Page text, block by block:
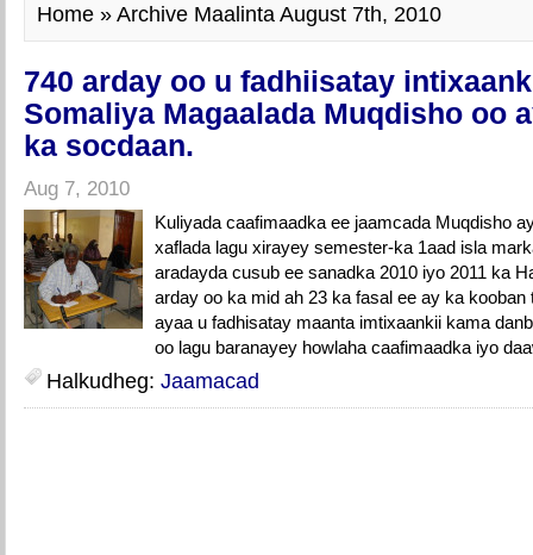
Home » Archive Maalinta August 7th, 2010
740 arday oo u fadhiisatay
Somaliya Magaalada Muqdisho oo
ka socdaan.
Aug 7, 2010
Kuliyada caafimaadka ee jaamcada Muqdisho
xaflada lagu xirayey semester-ka 1aad isla
aradayda cusub ee sanadka 2010 iyo 2011 ka
arday oo ka mid ah 23 ka fasal ee ay ka
ayaa u fadhisatay maanta imtixaankii kama
oo lagu baranayey howlaha caafimaadka iyo
Halkudheg: Jaamacad